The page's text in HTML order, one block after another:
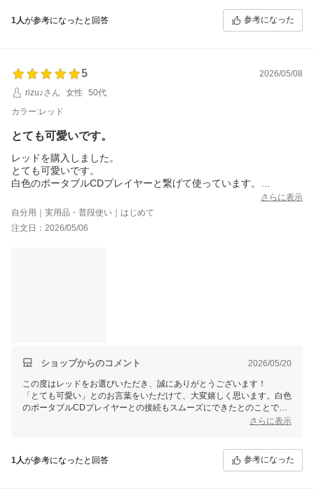
FUNLOGYスタッフ
1人が参考になったと回答 参考になった
5
2026/05/08
rizu♪さん
女性
50代
カラー:レッド
とても可愛いです。
レッドを購入しました。
とても可愛いです。
白色のポータブルCDプレイヤーと繋げて使っています。
さらに表示
自分用｜実用品・普段使い｜はじめて
注文日：2026/05/06
ショップからのコメント 2026/05/20
この度はレッドをお選びいただき、誠にありがとうございます！
「とても可愛い」とのお言葉をいただけて、大変嬉しく思います。白色
のポータブルCDプレイヤーとの接続もスムーズにできたとのことで、
今後とも末永くご利用いただければ幸いです。
さらに表示
1人が参考になったと回答 参考になった